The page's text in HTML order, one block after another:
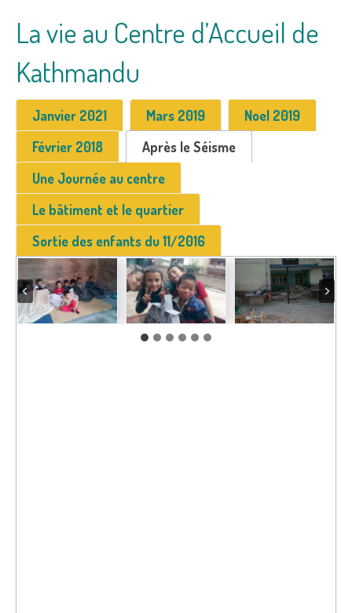
La vie au Centre d’Accueil de
Kathmandu
Janvier 2021 Mars 2019
Noel 2019
Février 2018
Après le Séisme
Une Journée au centre
Le bâtiment et le quartier
Sortie des enfants du 11/2016